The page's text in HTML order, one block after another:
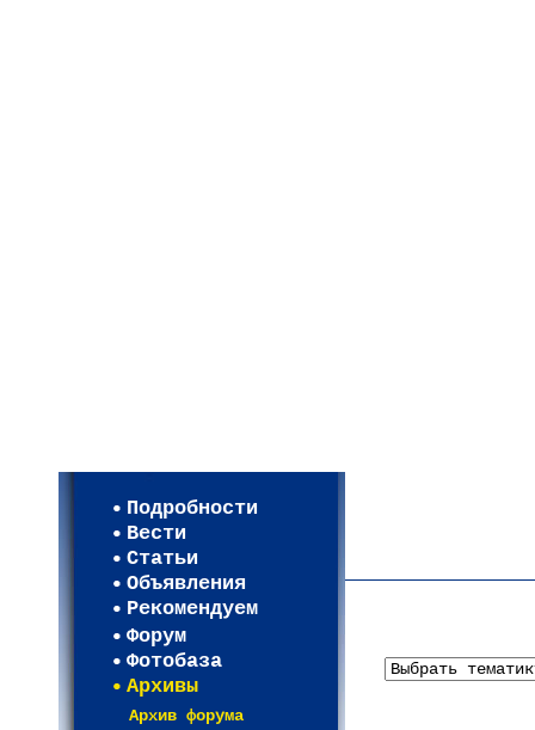
Подробности
Вести
Статьи
Объявления
Рекомендуем
Форум
Фотобаза
Архивы
Архив форума